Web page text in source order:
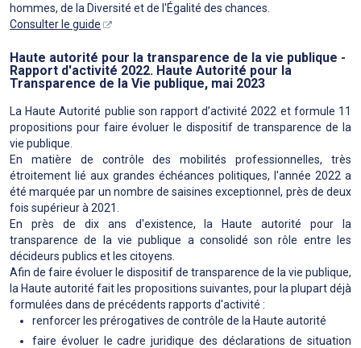
hommes, de la Diversité et de l'Égalité des chances.
Consulter le guide
Haute autorité pour la transparence de la vie publique -
Rapport d'activité 2022. Haute Autorité pour la
Transparence de la Vie publique, mai 2023
La Haute Autorité publie son rapport d’activité 2022 et formule 11
propositions pour faire évoluer le dispositif de transparence de la
vie publique.
En matière de contrôle des mobilités professionnelles, très
étroitement lié aux grandes échéances politiques, l'année 2022 a
été marquée par un nombre de saisines exceptionnel, près de deux
fois supérieur à 2021.
En près de dix ans d'existence, la Haute autorité pour la
transparence de la vie publique a consolidé son rôle entre les
décideurs publics et les citoyens.
Afin de faire évoluer le dispositif de transparence de la vie publique,
la Haute autorité fait les propositions suivantes, pour la plupart déjà
formulées dans de précédents rapports d'activité :
renforcer les prérogatives de contrôle de la Haute autorité
faire évoluer le cadre juridique des déclarations de situation